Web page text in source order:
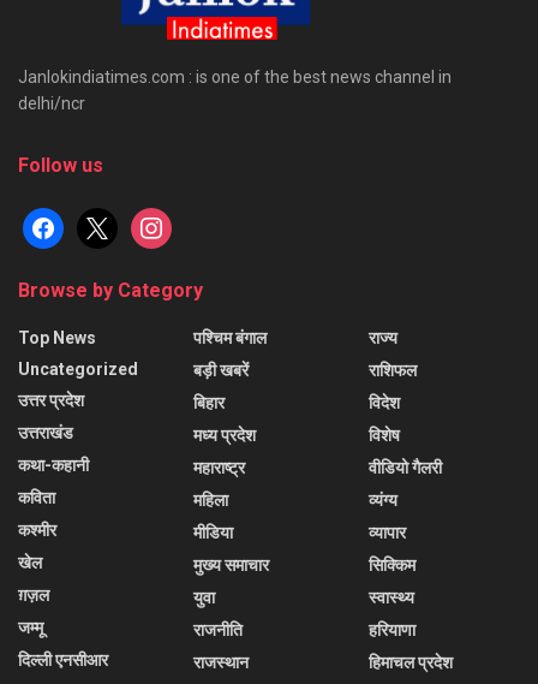
Janlokindiatimes.com : is one of the best news channel in
delhi/ncr
Follow us
facebook
x instagram
Browse by Category
Top News
Uncategorized
उत्तर प्रदेश
उत्तराखंड
कथा-कहानी
कविता
कश्मीर
खेल
ग़ज़ल
जम्मू
दिल्ली एनसीआर
पश्चिम बंगाल
बड़ी खबरें
बिहार
मध्य प्रदेश
महाराष्ट्र
महिला
मीडिया
मुख्य समाचार
युवा
राजनीति
राजस्थान
राज्य
राशिफल
विदेश
विशेष
वीडियो गैलरी
व्यंग्य
व्यापार
सिक्किम
स्वास्थ्य
हरियाणा
हिमाचल प्रदेश